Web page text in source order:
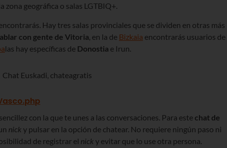
zona geográfica o salas LGTBIQ+.
Hay tres salas provinciales que se dividen en otras más
con gente de Vitoria , en la de Bizkaia encontrarás usuarios de
las hay específicas de Donostia e Irun.
con la que te unes a las conversaciones. Para este chat de
nick y pulsar en la opción de chatear. No requiere ningún paso ni
de registrar el nick y evitar que lo use otra persona.